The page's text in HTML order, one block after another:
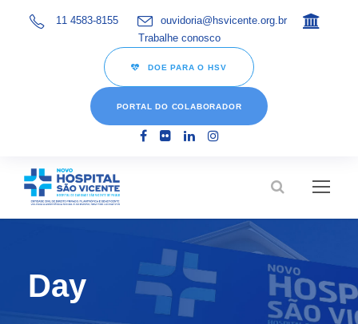
11 4583-8155
ouvidoria@hsvicente.org.br
Trabalhe conosco
DOE PARA O HSV
PORTAL DO COLABORADOR
Day